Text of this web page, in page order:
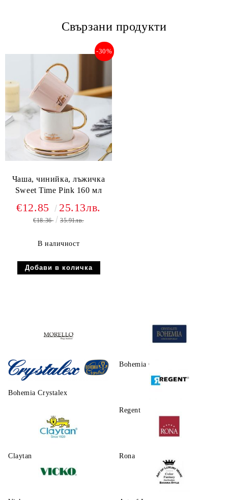
Свързани продукти
Чаша, чинийка, лъжичка
Sweet Time Pink 160 мл
-30%
€12.85 25.13лв.
€18.36 35.91лв.
В наличност
Morello Bohemia Crystalite
Bohemia Crystalex
Regent
Claytаn Rona